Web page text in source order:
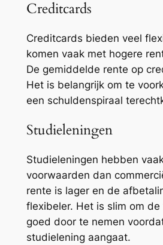
Creditcards
Creditcards bieden veel
komen vaak met hogere
De gemiddelde rente op
Het is belangrijk om te
een schuldenspiraal
Studieleningen
Studieleningen hebben
voorwaarden dan
rente is lager en de
flexibeler. Het is slim om
goed door te nemen
studielening aangaat.